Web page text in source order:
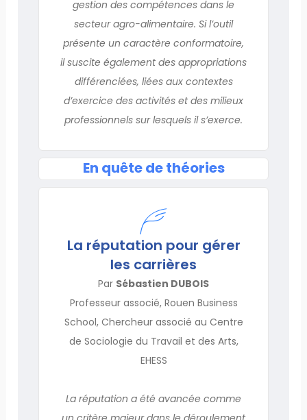
gestion des compétences dans le
secteur agro-alimentaire. Si l’outil
présente un caractère conformatoire,
il suscite également des appropriations
différenciées, liées aux contextes
d’exercice des activités et des milieux
professionnels sur lesquels il s’exerce.
En quête de théories
La réputation pour gérer
les carrières
Par Sébastien DUBOIS
Professeur associé, Rouen Business
School, Chercheur associé au Centre
de Sociologie du Travail et des Arts,
EHESS
La réputation a été avancée comme